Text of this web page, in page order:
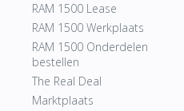
RAM 1500 Lease
RAM 1500 Werkplaats
RAM 1500 Onderdelen
bestellen
The Real Deal
Marktplaats